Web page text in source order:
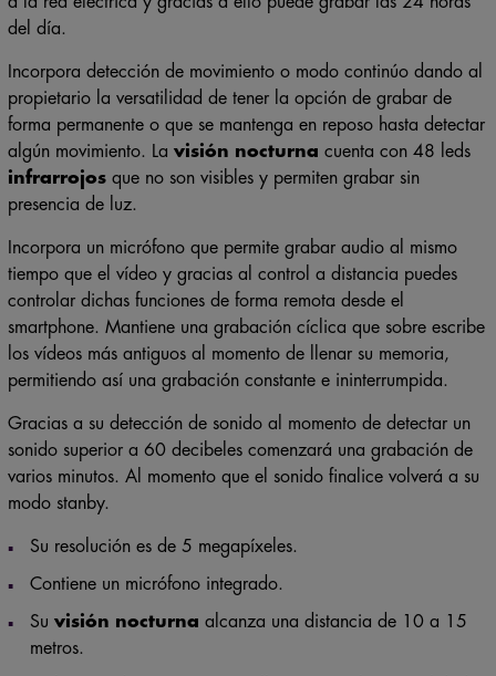
del día.
Incorpora detección de movimiento o modo continúo dando al
propietario la versatilidad de tener la opción de grabar de
forma permanente o que se mantenga en reposo hasta detectar
algún movimiento. La visión nocturna cuenta con 48 leds
infrarrojosque no son visibles y permiten grabar sin
presencia de luz.
Incorpora un micrófono que permite grabar audio al mismo
tiempo que el vídeo y gracias al control a distancia puedes
controlar dichas funciones de forma remota desde el
smartphone. Mantiene una grabación cíclica que sobre escribe
los vídeos más antiguos al momento de llenar su memoria,
permitiendo así una grabación constante e ininterrumpida.
Gracias a su detección de sonido al momento de detectar un
sonido superior a 60 decibeles comenzará una grabación de
varios minutos. Al momento que el sonido finalice volverá a su
modo stanby.
Su resolución es de 5 megapíxeles.
Contiene un micrófono integrado.
Su visión nocturna alcanza una distancia de 10 a 15
metros.